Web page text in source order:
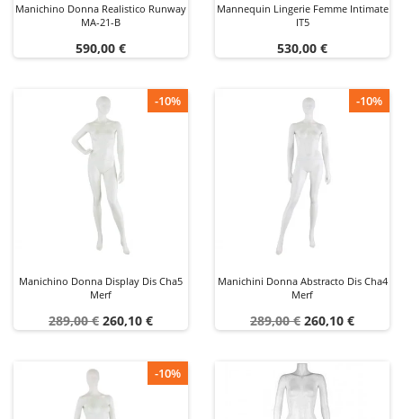
Manichino Donna Realistico Runway
MA-21-B
Prezzo
590,00 €
Mannequin Lingerie Femme Intimate
IT5
Prezzo
530,00 €
-10%
Manichino Donna Display Dis Cha5
Merf
Prezzo
289,00 € Prezzo
260,10 €
-10%
Manichini Donna Abstracto Dis Cha4
Merf
Prezzo
289,00 € Prezzo
260,10 €
-10%